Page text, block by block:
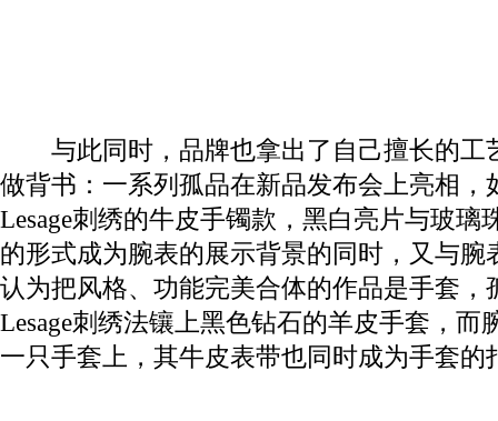
与此同时，品牌也拿出了自己擅长的工
做背书：一系列孤品在新品发布会上亮相，
Lesage刺绣的牛皮手镯款，黑白亮片与玻璃
的形式成为腕表的展示背景的同时，又与腕
认为把风格、功能完美合体的作品是手套，
Lesage刺绣法镶上黑色钻石的羊皮手套，而
一只手套上，其牛皮表带也同时成为手套的